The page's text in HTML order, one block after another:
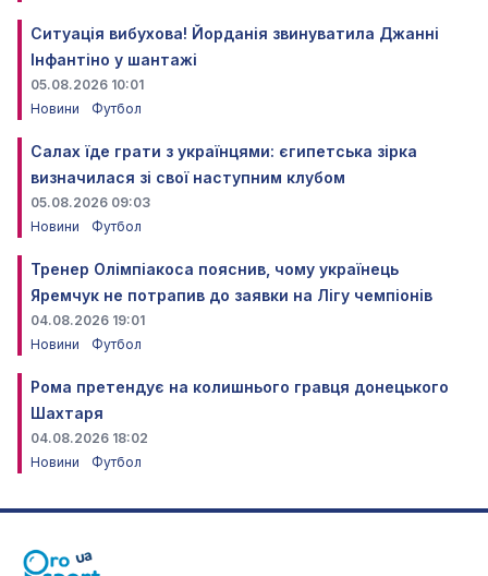
Ситуація вибухова! Йорданія звинуватила Джанні
Інфантіно у шантажі
05.08.2026 10:01
Новини
Футбол
Салах їде грати з українцями: єгипетська зірка
визначилася зі свої наступним клубом
05.08.2026 09:03
Новини
Футбол
Тренер Олімпіакоса пояснив, чому українець
Яремчук не потрапив до заявки на Лігу чемпіонів
04.08.2026 19:01
Новини
Футбол
Рома претендує на колишнього гравця донецького
Шахтаря
04.08.2026 18:02
Новини
Футбол